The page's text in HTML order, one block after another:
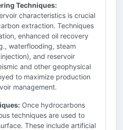
Techniques:
characteristics is crucial
extraction. Techniques
enhanced oil recovery
waterflooding, steam
and reservoir
and other geophysical
to maximize production
management.
Once hydrocarbons
techniques are used to
These include artificial